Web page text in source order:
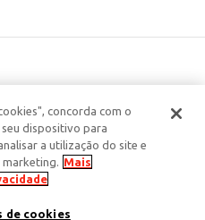
e aplicam-se a
concorda com o
dispositivo para
a utilização do site e
marketing. Mais
de cookies